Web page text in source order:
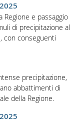
e passaggio
di precipitazione al
con conseguenti
precipitazione,
abbattimenti di
della Regione.